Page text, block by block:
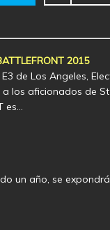
2015
de Los Angeles,
los aficionados de
es…
un año, se